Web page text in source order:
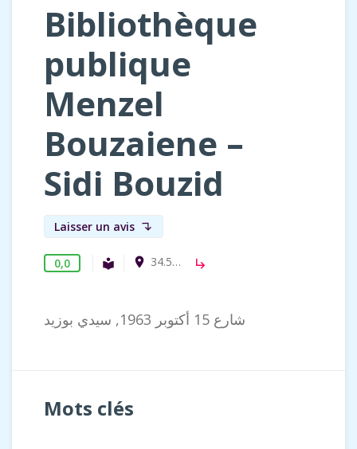
Bibliothèque
publique
Menzel
Bouzaiene –
Sidi Bouzid
Laisser un avis subdirectory_arrow_left
0,0 local_library Bibliothèque publique
room 34.5748977, 9.427439 subdirectory_arrow_right
شارع 15 أكتوبر 1963, سيدي بوزيد
Mots clés